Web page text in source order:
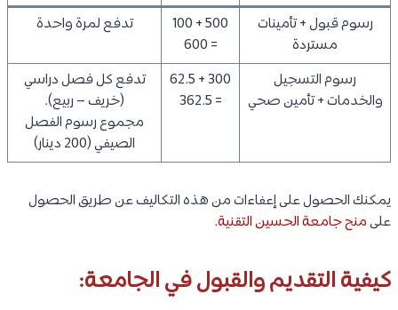
رسوم قبول + تأمينات
مستردة
500 + 100
= 600
تدفع لمرة واحدة
رسوم التسجيل
والخدمات + تأمين صحي
300 + 62.5
= 362.5
تدفع كل فصل دراسي
(خريف – ربيع).
مجموع رسوم الفصل
الصيفي (200 دينار)
يمكنك الحصول على إعفاءات من هذه التكاليف عن طريق الحصول
علىمنح جامعة الحسين التقنية.
كيفية التقديم والقبول في الجامعة: